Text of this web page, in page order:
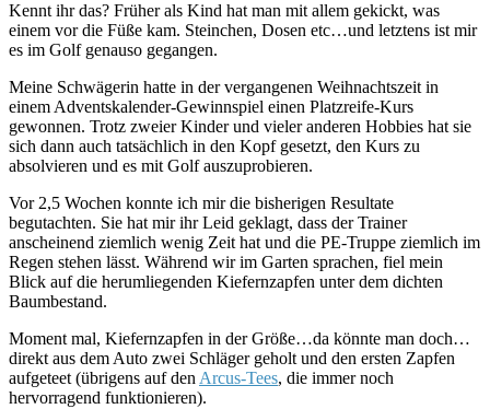
Kennt ihr das? Früher als Kind hat man mit allem gekickt, was
einem vor die Füße kam. Steinchen, Dosen etc…und letztens ist mir
es im Golf genauso gegangen.
Meine Schwägerin hatte in der vergangenen Weihnachtszeit in
einem Adventskalender-Gewinnspiel einen Platzreife-Kurs
gewonnen. Trotz zweier Kinder und vieler anderen Hobbies hat sie
sich dann auch tatsächlich in den Kopf gesetzt, den Kurs zu
absolvieren und es mit Golf auszuprobieren.
Vor 2,5 Wochen konnte ich mir die bisherigen Resultate
begutachten. Sie hat mir ihr Leid geklagt, dass der Trainer
anscheinend ziemlich wenig Zeit hat und die PE-Truppe ziemlich im
Regen stehen lässt. Während wir im Garten sprachen, fiel mein
Blick auf die herumliegenden Kiefernzapfen unter dem dichten
Baumbestand.
Moment mal, Kiefernzapfen in der Größe…da könnte man doch…
direkt aus dem Auto zwei Schläger geholt und den ersten Zapfen
aufgeteet (übrigens auf denArcus-Tees, die immer noch
hervorragend funktionieren).